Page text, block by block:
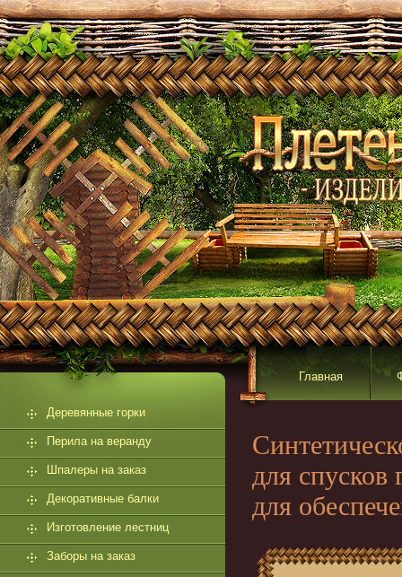
Деревянные горки
Перила на веранду
Шпалеры на заказ
Декоративные балки
Изготовление лестниц
Заборы на заказ
Главная
для спусков
для